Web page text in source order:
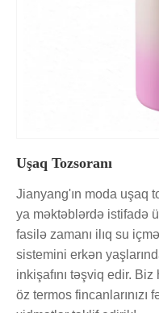
Uşaq Tozsoranı
Jianyang'ın moda uşaq
ya məktəblərdə istifadə
fasilə zamanı ilıq su
sistemini erkən
inkişafını təşviq edir.
öz termos